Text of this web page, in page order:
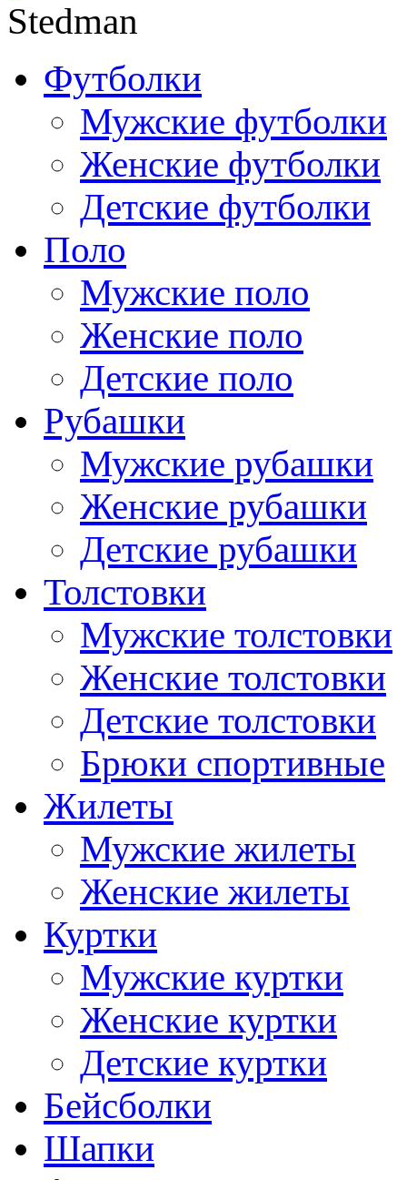
Футболки
Мужские футболки
Женские футболки
Детские футболки
Поло
Мужские поло
Женские поло
Детские поло
Рубашки
Мужские рубашки
Женские рубашки
Детские рубашки
Толстовки
Мужские толстовки
Женские толстовки
Детские толстовки
Брюки спортивные
Жилеты
Мужские жилеты
Женские жилеты
Куртки
Мужские куртки
Женские куртки
Детские куртки
Бейсболки
Шапки